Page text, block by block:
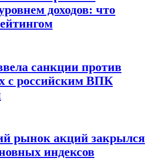
доходов: что
санкции против
с российским ВПК
рынок акций закрылся
индексов